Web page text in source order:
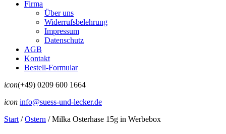
Firma
Über uns
Widerrufsbelehrung
Impressum
Datenschutz
AGB
Kontakt
Bestell-Formular
icon(+49) 0209 600 1664
icon info@suess-und-lecker.de
Start / Ostern /Milka Osterhase 15g in Werbebox